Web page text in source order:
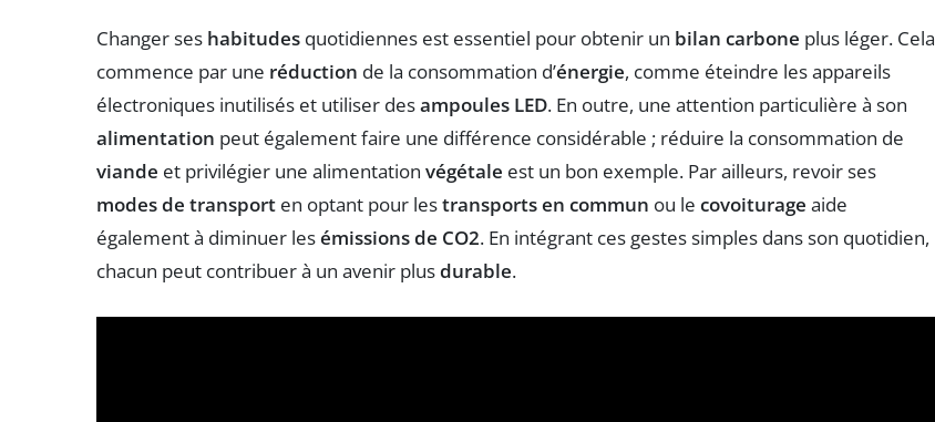
Changer ses habitudes quotidiennes est essentiel pour obtenir un bilan carbone plus léger. Cela
commence par une réduction de la consommation d’énergie, comme éteindre les appareils
électroniques inutilisés et utiliser desampoules LED. En outre, une attention particulière à son
alimentation peut également faire une différence considérable ; réduire la consommation de
viande et privilégier une alimentation végétale est un bon exemple. Par ailleurs, revoir ses
modes de transport en optant pour lestransports en commun ou le covoiturage aide
également à diminuer lesémissions de CO2. En intégrant ces gestes simples dans son quotidien,
chacun peut contribuer à un avenir plusdurable.